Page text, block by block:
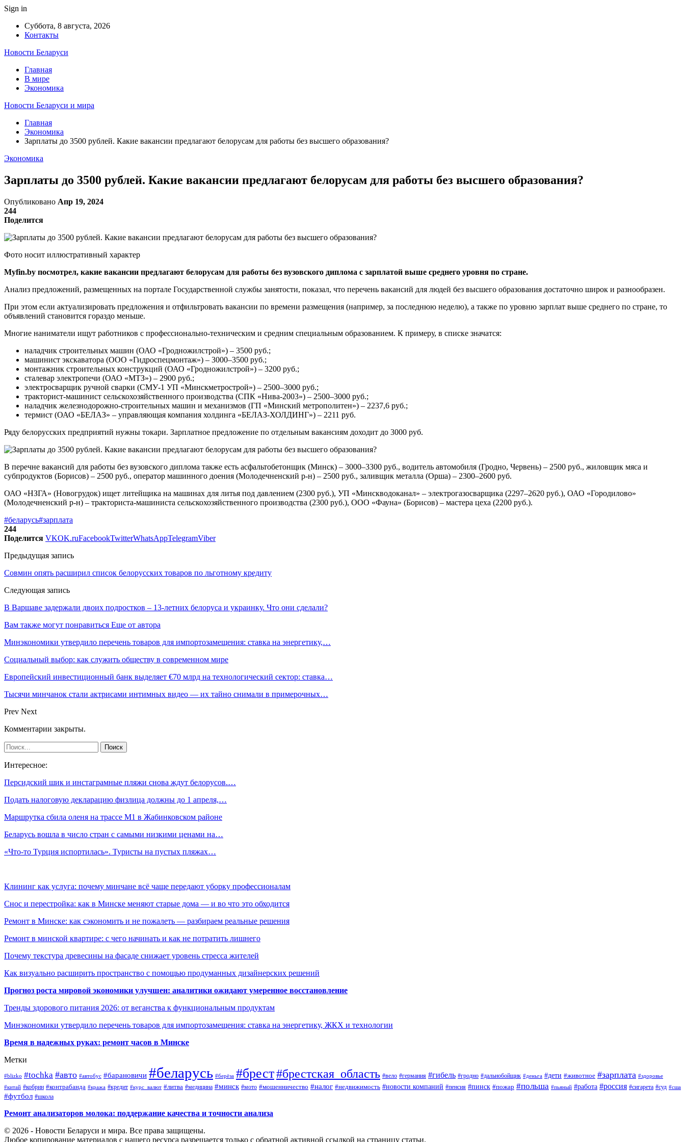
Sign in
Суббота, 8 августа, 2026
Контакты
Новости Беларуси
Главная
В мире
Экономика
Новости Беларуси и мира
Главная
Экономика
Зарплаты до 3500 рублей. Какие вакансии предлагают белорусам для работы без высшего образования?
Экономика
Зарплаты до 3500 рублей. Какие вакансии предлагают белорусам для работы без высшего образования?
Опубликовано Апр 19, 2024
244
Поделится
Фото носит иллюстративный характер
Myfin.by посмотрел, какие вакансии предлагают белорусам для работы без вузовского диплома с зарплатой выше среднего уровня по стране.
Анализ предложений, размещенных на портале Государственной службы занятости, показал, что перечень вакансий для людей без высшего образования достаточно широк и разнообразен.
При этом если актуализировать предложения и отфильтровать вакансии по времени размещения (например, за последнюю неделю), а также по уровню зарплат выше среднего по стране, то
объявлений становится гораздо меньше.
Многие наниматели ищут работников с профессионально-техническим и средним специальным образованием. К примеру, в списке значатся:
наладчик строительных машин (ОАО «Гродножилстрой») – 3500 руб.;
машинист экскаватора (ООО «Гидроспецмонтаж») – 3000–3500 руб.;
монтажник строительных конструкций (ОАО «Гродножилстрой») – 3200 руб.;
сталевар электропечи (ОАО «МТЗ») – 2900 руб.;
электросварщик ручной сварки (СМУ-1 УП «Минскметрострой») – 2500–3000 руб.;
тракторист-машинист сельскохозяйственного производства (СПК «Нива-2003») – 2500–3000 руб.;
наладчик железнодорожно-строительных машин и механизмов (ГП «Минский метрополитен») – 2237,6 руб.;
термист (ОАО «БЕЛАЗ» – управляющая компания холдинга «БЕЛАЗ-ХОЛДИНГ») – 2211 руб.
Ряду белорусских предприятий нужны токари. Зарплатное предложение по отдельным вакансиям доходит до 3000 руб.
В перечне вакансий для работы без вузовского диплома также есть асфальтобетонщик (Минск) – 3000–3300 руб., водитель автомобиля (Гродно, Червень) – 2500 руб., жиловщик мяса и
субпродуктов (Борисов) – 2500 руб., оператор машинного доения (Молодечненский р-н) – 2500 руб., заливщик металла (Орша) – 2300–2600 руб.
ОАО «НЗГА» (Новогрудок) ищет литейщика на машинах для литья под давлением (2300 руб.), УП «Минскводоканал» – электрогазосварщика (2297–2620 руб.), ОАО «Городилово»
(Молодечненский р-н) – тракториста-машиниста сельскохозяйственного производства (2300 руб.), ООО «Фауна» (Борисов) – мастера цеха (2200 руб.).
#беларусь#зарплата
244
Поделится VKOK.ruFacebookTwitterWhatsAppTelegramViber
Предыдущая запись
Совмин опять расширил список белорусских товаров по льготному кредиту
Следующая запись
В Варшаве задержали двоих подростков – 13-летних белоруса и украинку. Что они сделали?
Вам также могут понравиться Еще от автора
Минэкономики утвердило перечень товаров для импортозамещения: ставка на энергетику,…
Социальный выбор: как служить обществу в современном мире
Европейский инвестиционный банк выделяет €70 млрд на технологический сектор: ставка…
Тысячи минчанок стали актрисами интимных видео — их тайно снимали в примерочных…
Prev Next
Комментарии закрыты.
Интересное:
Персидский шик и инстаграмные пляжи снова ждут белорусов.…
Подать налоговую декларацию физлица должны до 1 апреля,…
Маршрутка сбила оленя на трассе М1 в Жабинковском районе
Беларусь вошла в число стран с самыми низкими ценами на…
«Что-то Турция испортилась». Туристы на пустых пляжах…
Клининг как услуга: почему минчане всё чаще передают уборку профессионалам
Снос и перестройка: как в Минске меняют старые дома — и во что это обходится
Ремонт в Минске: как сэкономить и не пожалеть — разбираем реальные решения
Ремонт в минской квартире: с чего начинать и как не потратить лишнего
Почему текстура древесины на фасаде снижает уровень стресса жителей
Как визуально расширить пространство с помощью продуманных дизайнерских решений
Прогноз роста мировой экономики улучшен: аналитики ожидают умеренное восстановление
Тренды здорового питания 2026: от веганства к функциональным продуктам
Минэкономики утвердило перечень товаров для импортозамещения: ставка на энергетику, ЖКХ и технологии
Время в надежных руках: ремонт часов в Минске
Метки
#blizko #tochka #авто #автобус #барановичи #беларусь #берёза #брест#брестская_область #вело #германия #гибель #гродно #дальнобойщик #деньга #дети #животное #зарплата #здоровье
#китай #кобрин #контрабанда #кража #кредит #курс_валют #литва #медицина #минск #мото #мошенничество #налог #недвижимость #новости компаний #пенсия #пинск #пожар #польша #пьяный #работа #россия #сигарета #суд #сша
#футбол #школа
Ремонт анализаторов молока: поддержание качества и точности анализа
© 2026 - Новости Беларуси и мира. Все права защищены.
Любое копирование материалов с нашего ресурса разрешается только с обратной активной ссылкой на страницу статьи.